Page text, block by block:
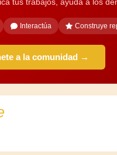
Interactúa Construye
a la comunidad →